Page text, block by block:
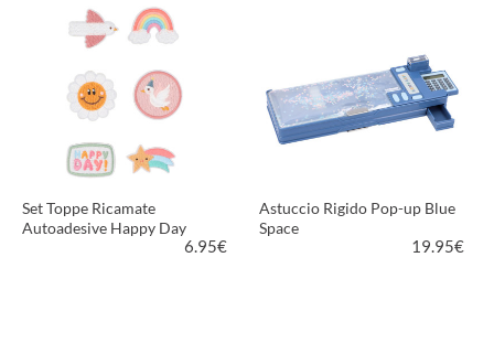
VEDI PRODOTTO
Set Toppe Ricamate
Autoadesive Happy Day
6.95€
Astuccio Rigido Pop-up Blue
Space
19.95€